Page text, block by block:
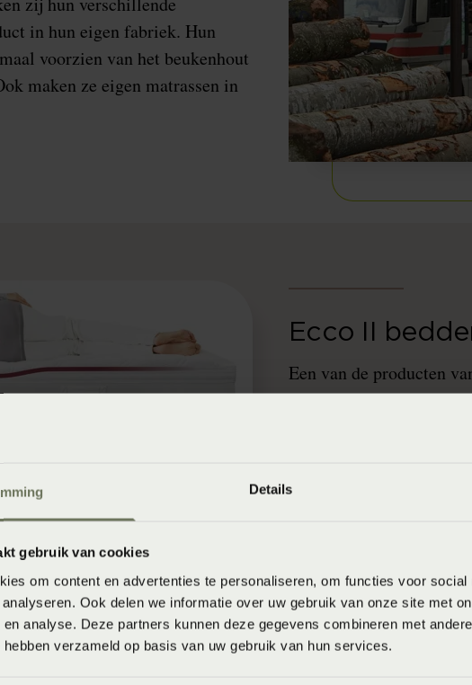
Details
gebruik van cookies
om content en advertenties te personaliseren, om functies voor social
Ook delen we informatie over uw gebruik van onze site met
analyse. Deze partners kunnen deze gegevens combineren met
verzameld op basis van uw gebruik van hun services.
in hun eigen fabriek. Hun
voorzien van het beukenhout
maken ze eigen matrassen in
Ecco II
Een van de producten
Deze bodem is volledig
eventueel ook later
te veel opties hebben
assortiment genoeg